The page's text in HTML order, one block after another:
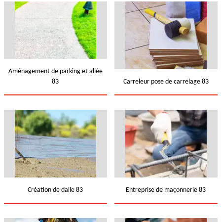
Aménagement de parking et allée
83
Carreleur pose de carrelage 83
Création de dalle 83 Entreprise de maçonnerie 83